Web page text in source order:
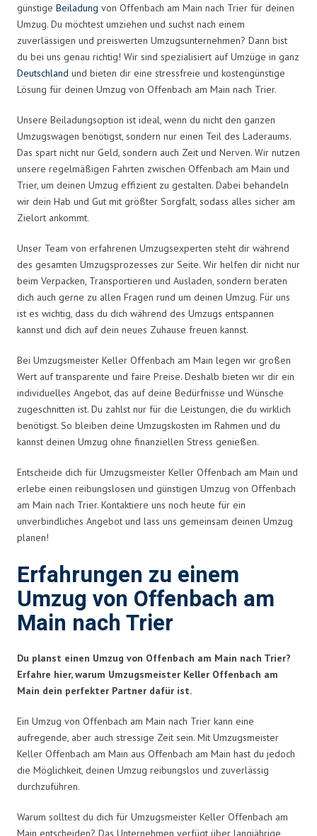
günstige Beiladung von Offenbach am Main nach Trier für deinen
Umzug. Du möchtest umziehen und suchst nach einem
zuverlässigen und preiswerten Umzugsunternehmen? Dann bist
du bei uns genau richtig! Wir sind spezialisiert auf Umzüge in ganz
Deutschland und bieten dir eine stressfreie und kostengünstige
Lösung für deinen Umzug von Offenbach am Main nach Trier.
Unsere Beiladungsoption ist ideal, wenn du nicht den ganzen
Umzugswagen benötigst, sondern nur einen Teil des Laderaums.
Das spart nicht nur Geld, sondern auch Zeit und Nerven. Wir nutzen
unsere regelmäßigen Fahrten zwischen Offenbach am Main und
Trier, um deinen Umzug effizient zu gestalten. Dabei behandeln
wir dein Hab und Gut mit größter Sorgfalt, sodass alles sicher am
Zielort ankommt.
Unser Team von erfahrenen Umzugsexperten steht dir während
des gesamten Umzugsprozesses zur Seite. Wir helfen dir nicht nur
beim Verpacken, Transportieren und Ausladen, sondern beraten
dich auch gerne zu allen Fragen rund um deinen Umzug. Für uns
ist es wichtig, dass du dich während des Umzugs entspannen
kannst und dich auf dein neues Zuhause freuen kannst.
Bei Umzugsmeister Keller Offenbach am Main legen wir großen
Wert auf transparente und faire Preise. Deshalb bieten wir dir ein
individuelles Angebot, das auf deine Bedürfnisse und Wünsche
zugeschnitten ist. Du zahlst nur für die Leistungen, die du wirklich
benötigst. So bleiben deine Umzugskosten im Rahmen und du
kannst deinen Umzug ohne finanziellen Stress genießen.
Entscheide dich für Umzugsmeister Keller Offenbach am Main und
erlebe einen reibungslosen und günstigen Umzug von Offenbach
am Main nach Trier. Kontaktiere uns noch heute für ein
unverbindliches Angebot und lass uns gemeinsam deinen Umzug
planen!
Erfahrungen zu einem
Umzug von Offenbach am
Main nach Trier
Du planst einen Umzug von Offenbach am Main nach Trier?
Erfahre hier, warum Umzugsmeister Keller Offenbach am
Main dein perfekter Partner dafür ist.
Ein Umzug von Offenbach am Main nach Trier kann eine
aufregende, aber auch stressige Zeit sein. Mit Umzugsmeister
Keller Offenbach am Main aus Offenbach am Main hast du jedoch
die Möglichkeit, deinen Umzug reibungslos und zuverlässig
durchzuführen.
Warum solltest du dich für Umzugsmeister Keller Offenbach am
Main entscheiden? Das Unternehmen verfügt über langjährige